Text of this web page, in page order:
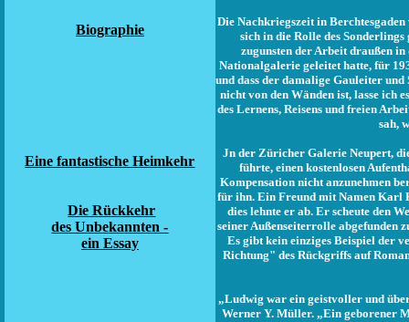
Biographie
Eine fantastische Heimkehr
Die Rückkehr
des Unbekannten -
ein Essay
Die Nachkriegszeit in
sich in die Rolle des
zugunsten der Arbeit draußen
Nationalgalerie geleitet hatte, für
und dass der damalige Gauleiter
nicht von den Wänden ist, lasse ich
des Lernens, Reisens und freien
sah,
Jn der Züricher Galerie Neupert,
führte, einen kostenlosen
Kompensation nicht anzunehmen
für ihn. Ein Freund mit Namen Karl
dies lehnte er ab. Er scheute den
seiner Außenseiterrolle abgefunden
Es gibt kein einziges Beispiel der
Richtung" des Rückgriffs auf
„Ludwig war ein geistvoller und
Werner Y. Müller. „Ein geborener